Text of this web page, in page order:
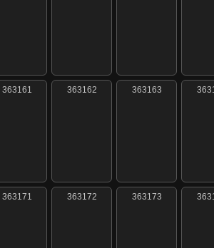
363161 363162 363163
363171 363172 363173